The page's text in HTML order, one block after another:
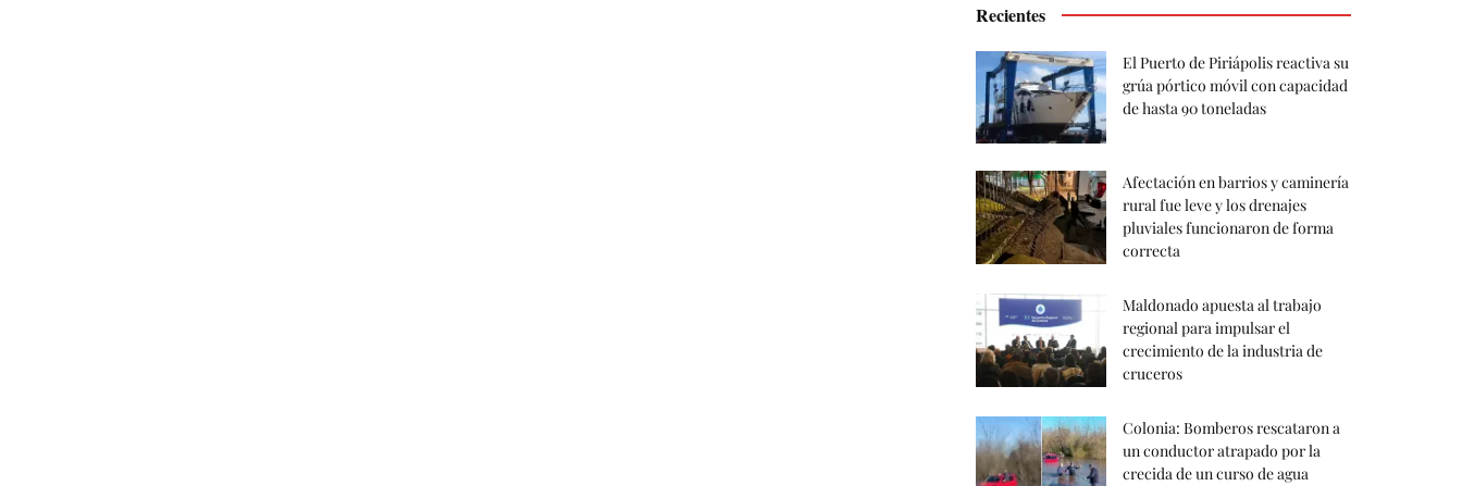
Recientes
El Puerto de Piriápolis reactiva su
grúa pórtico móvil con capacidad
de hasta 90 toneladas
Afectación en barrios y caminería
rural fue leve y los drenajes
pluviales funcionaron de forma
correcta
Maldonado apuesta al trabajo
regional para impulsar el
crecimiento de la industria de
cruceros
Colonia: Bomberos rescataron a
un conductor atrapado por la
crecida de un curso de agua